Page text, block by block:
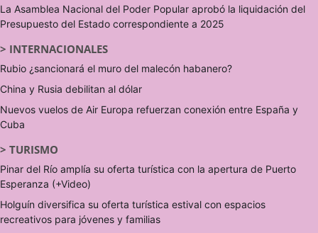
La Asamblea Nacional del Poder Popular aprobó la liquidación del
Presupuesto del Estado correspondiente a 2025
> INTERNACIONALES
Rubio ¿sancionará el muro del malecón habanero?
China y Rusia debilitan al dólar
Nuevos vuelos de Air Europa refuerzan conexión entre España y
Cuba
> TURISMO
Pinar del Río amplía su oferta turística con la apertura de Puerto
Esperanza (+Video)
Holguín diversifica su oferta turística estival con espacios
recreativos para jóvenes y familias